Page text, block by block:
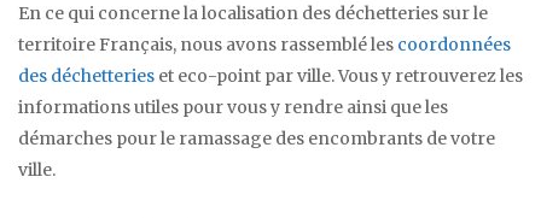
En ce qui concerne la localisation des déchetteries sur le
territoire Français, nous avons rassemblé les coordonnées
des déchetteries et eco-point par ville. Vous y retrouverez les
informations utiles pour vous y rendre ainsi que les
démarches pour le ramassage des encombrants de votre
ville.